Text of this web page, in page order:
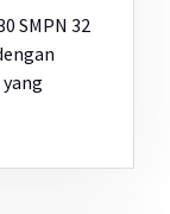
SMPN 32